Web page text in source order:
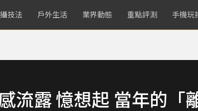
技法 戶外生活 業界動態 重點評測 手機玩
流露 憶想起 當年的「